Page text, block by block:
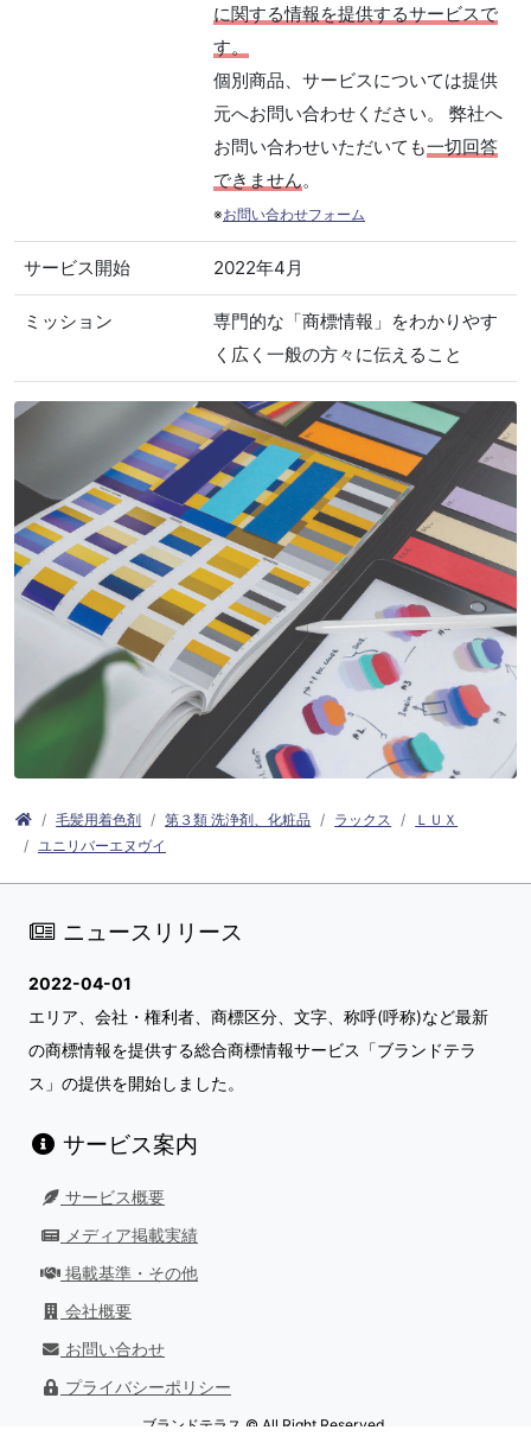
に関する情報を提供するサービスで
す。
個別商品、サービスについては提供
元へお問い合わせください。 弊社へ
お問い合わせいただいても一切回答
できません。
※お問い合わせフォーム
サービス開始 2022年4月
ミッション
専門的な「商標情報」をわかりやす
く広く一般の方々に伝えること
毛髪用着色剤 第３類 洗浄剤、化粧品 ラックス
ＬＵＸ
ユニリバーエヌヴイ
ニュースリリース
2022-04-01
エリア、会社・権利者、商標区分、文字、称呼(呼称)など最新
の商標情報を提供する総合商標情報サービス「ブランドテラ
ス」の提供を開始しました。
サービス案内
サービス概要
メディア掲載実績
掲載基準・その他
会社概要
お問い合わせ
プライバシーポリシー
ブランドテラス © All Right Reserved.